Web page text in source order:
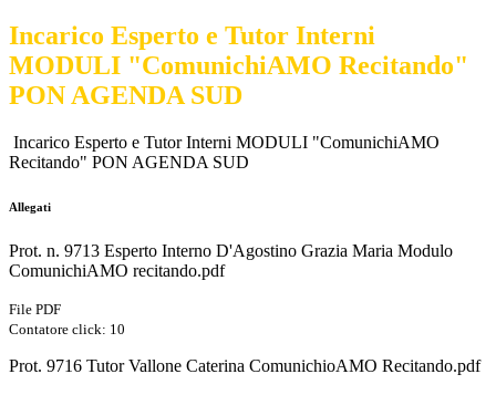
Incarico Esperto e Tutor Interni
MODULI "ComunichiAMO Recitando"
PON AGENDA SUD
Incarico Esperto e Tutor Interni MODULI "ComunichiAMO
Recitando" PON AGENDA SUD
Allegati
Prot. n. 9713 Esperto Interno D'Agostino Grazia Maria Modulo
ComunichiAMO recitando.pdf
File PDF
Contatore click: 10
Prot. 9716 Tutor Vallone Caterina ComunichioAMO Recitando.pdf